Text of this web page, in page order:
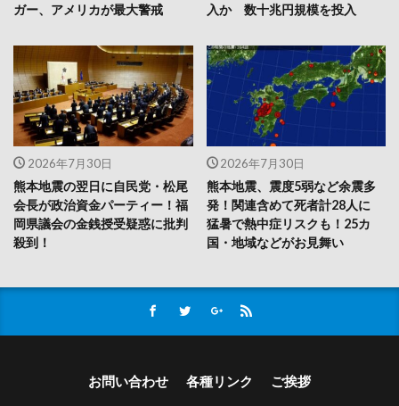
ガー、アメリカが最大警戒
入か 数十兆円規模を投入
2026年7月30日
熊本地震の翌日に自民党・松尾
会長が政治資金パーティー！福
岡県議会の金銭授受疑惑に批判
殺到！
2026年7月30日
熊本地震、震度5弱など余震多
発！関連含めて死者計28人に
猛暑で熱中症リスクも！25カ
国・地域などがお見舞い
お問い合わせ 各種リンク ご挨拶